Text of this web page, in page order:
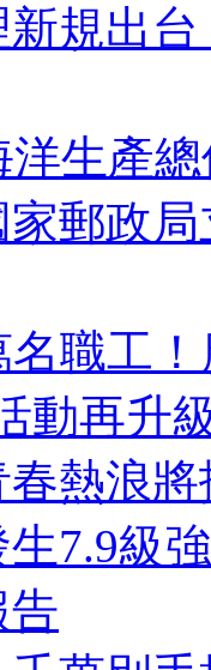
規出
洋生產
郵政
名職工
動再升
熱浪
7.9級
告